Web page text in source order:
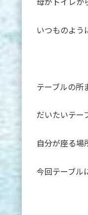
いつものよう
テーブルの所
だいたいテー
自分が座る場
今回テーブル